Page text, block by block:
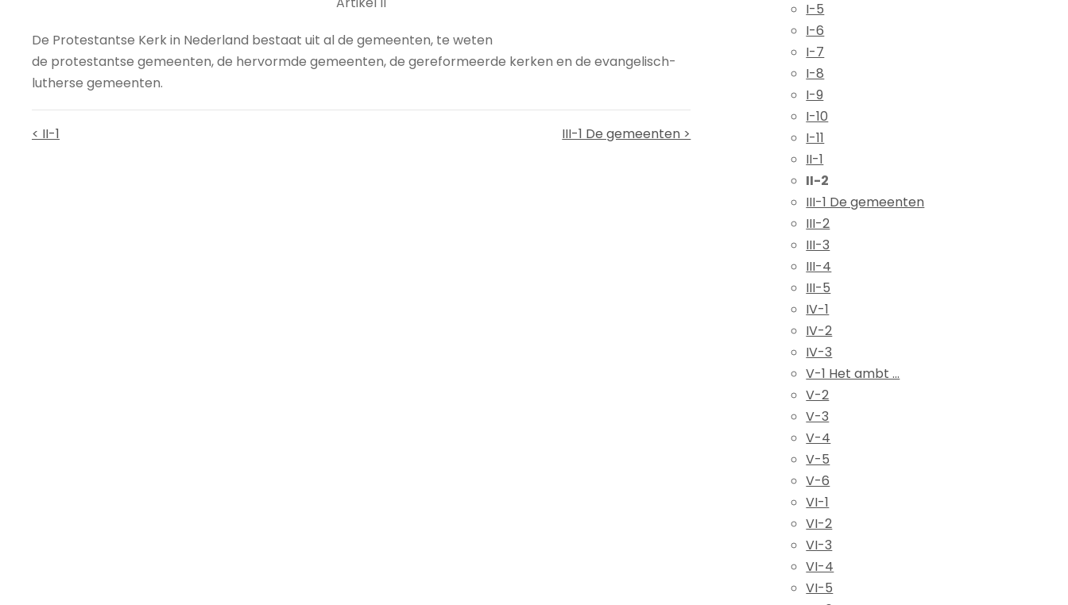
De Protestantse Kerk in Nederland bestaat uit al de gemeenten, te weten
de protestantse gemeenten, de hervormde gemeenten, de gereformeerde kerken en de evangelisch-
lutherse gemeenten.
< II-1 III-1 De gemeenten >
I-5
I-6
I-7
I-8
I-9
I-10
I-11
II-1
II-2
III-1 De gemeenten
III-2
III-3
III-4
III-5
IV-1
IV-2
IV-3
V-1 Het ambt ...
V-2
V-3
V-4
V-5
V-6
VI-1
VI-2
VI-3
VI-4
VI-5